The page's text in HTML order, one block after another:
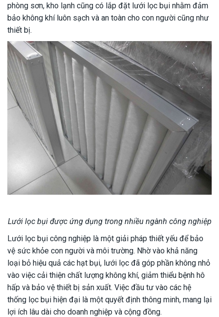
phòng sơn, kho lạnh cũng có lắp đặt lưới lọc bụi nhằm đảm
bảo không khí luôn sạch và an toàn cho con người cũng như
thiết bị.
Lưới lọc bụi được ứng dụng trong nhiều ngành công nghiệp
Lưới lọc bụi công nghiệp là một giải pháp thiết yếu để bảo
vệ sức khỏe con người và môi trường. Nhờ vào khả năng
loại bỏ hiệu quả các hạt bụi, lưới lọc đã góp phần không nhỏ
vào việc cải thiện chất lượng không khí, giảm thiểu bệnh hô
hấp và bảo vệ thiết bị sản xuất. Việc đầu tư vào các hệ
thống lọc bụi hiện đại là một quyết định thông minh, mang lại
lợi ích lâu dài cho doanh nghiệp và cộng đồng.